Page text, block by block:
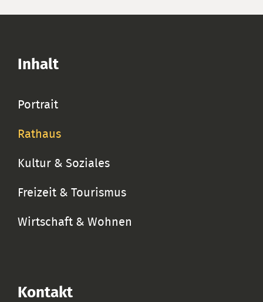
Inhalt
Portrait
Rathaus
Kultur & Soziales
Freizeit & Tourismus
Wirtschaft & Wohnen
Kontakt